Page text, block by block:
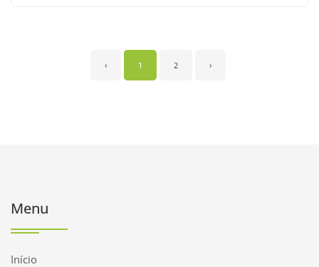
‹ 1 2 ›
Menu
Início